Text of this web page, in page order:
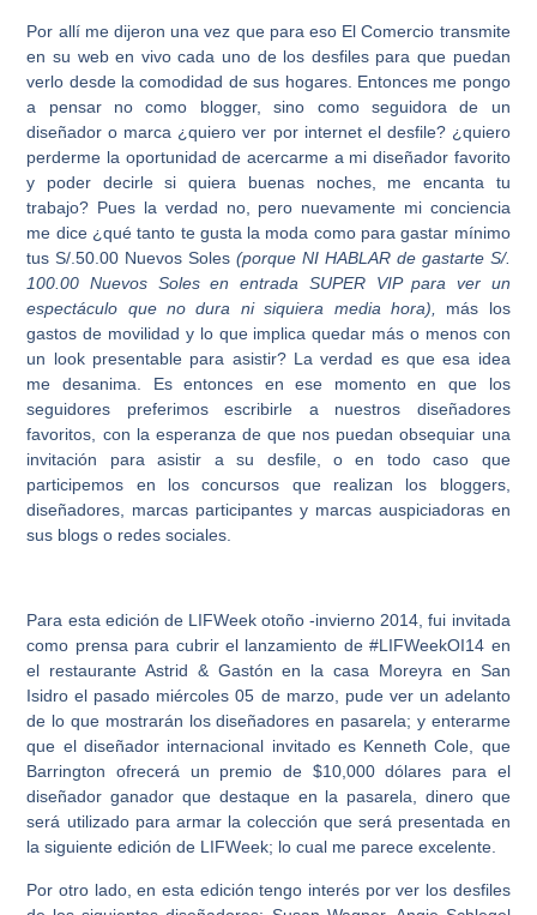
Por allí me dijeron una vez que para eso El Comercio transmite
en su web en vivo cada uno de los desfiles para que puedan
verlo desde la comodidad de sus hogares. Entonces me pongo
a pensar no como blogger, sino como seguidora de un
diseñador o marca ¿quiero ver por internet el desfile? ¿quiero
perderme la oportunidad de acercarme a mi diseñador favorito
y poder decirle si quiera buenas noches, me encanta tu
trabajo? Pues la verdad no, pero nuevamente mi conciencia
me dice ¿qué tanto te gusta la moda como para gastar mínimo
tus S/.50.00 Nuevos Soles(porque NI HABLAR de gastarte S/.
100.00 Nuevos Soles en entrada SUPER VIP para ver un
espectáculo que no dura ni siquiera media hora), más los
gastos de movilidad y lo que implica quedar más o menos con
un look presentable para asistir? La verdad es que esa idea
me desanima. Es entonces en ese momento en que los
seguidores preferimos escribirle a nuestros diseñadores
favoritos, con la esperanza de que nos puedan obsequiar una
invitación para asistir a su desfile, o en todo caso que
participemos en los concursos que realizan los bloggers,
diseñadores, marcas participantes y marcas auspiciadoras en
sus blogs o redes sociales.
Para esta edición de LIFWeek otoño -invierno 2014, fui invitada
como prensa para cubrir el lanzamiento de #LIFWeekOI14 en
el restaurante Astrid & Gastón en la casa Moreyra en San
Isidro el pasado miércoles 05 de marzo, pude ver un adelanto
de lo que mostrarán los diseñadores en pasarela; y enterarme
que el diseñador internacional invitado es Kenneth Cole, que
Barrington ofrecerá un premio de $10,000 dólares para el
diseñador ganador que destaque en la pasarela, dinero que
será utilizado para armar la colección que será presentada en
la siguiente edición de LIFWeek; lo cual me parece excelente.
Por otro lado, en esta edición tengo interés por ver los desfiles